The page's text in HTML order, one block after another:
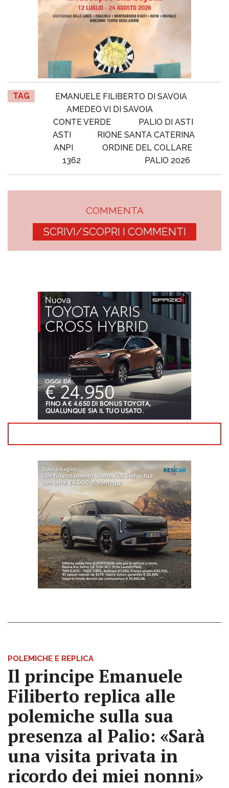
TAG
EMANUELE FILIBERTO DI SAVOIA
AMEDEO VI DI SAVOIA
CONTE VERDE
PALIO DI ASTI
ASTI
RIONE SANTA CATERINA
ANPI
ORDINE DEL COLLARE
1362
PALIO 2026
COMMENTA
SCRIVI/SCOPRI I COMMENTI
POLEMICHE E REPLICA
Il principe Emanuele
Filiberto replica alle
polemiche sulla sua
presenza al Palio: «Sarà
una visita privata in
ricordo dei miei nonni»